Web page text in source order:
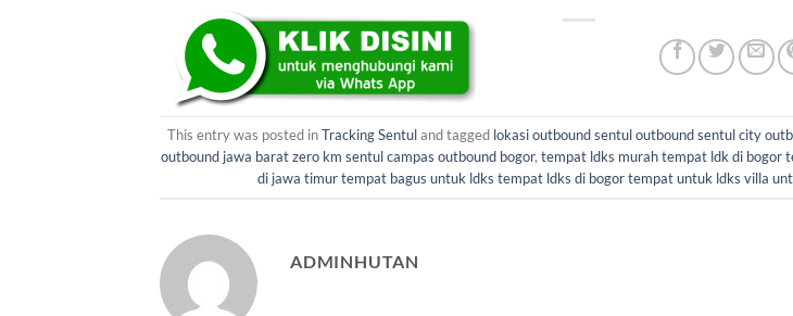
This entry was posted inTracking Sentuland tagged lokasi outbound sentul outbound sentul city
outbound jawa barat zero km sentul campas outbound bogor, tempat ldks murah tempat ldk di bogor
di jawa timur tempat bagus untuk ldks tempat ldks di bogor tempat untuk ldks villa
ADMINHUTAN